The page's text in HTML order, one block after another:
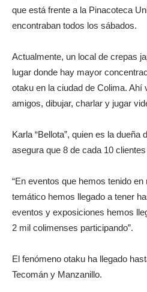
que está frente a la Pinacoteca
encontraban todos los sábados.
Actualmente, un local de crepas
lugar donde hay mayor
otaku en la ciudad de Colima. Ahí
amigos, dibujar, charlar y jugar
Karla “Bellota”, quien es la dueña
asegura que 8 de cada 10
“En eventos que hemos tenido
temático hemos llegado a tener
eventos y exposiciones hemos
2 mil colimenses participando”.
El fenómeno otaku ha llegado
Tecomán y Manzanillo.